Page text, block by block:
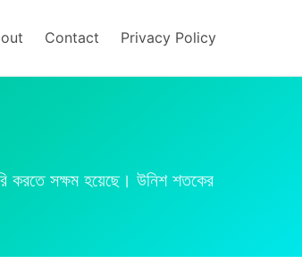
Contact Privacy Policy
করতে সক্ষম হয়েছে। উনিশ শতকের